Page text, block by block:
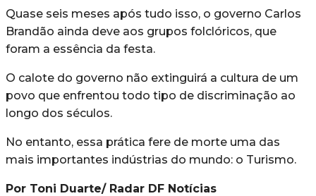
Quase seis meses após tudo isso, o governo Carlos
Brandão ainda deve aos grupos folclóricos, que
foram a essência da festa.
O calote do governo não extinguirá a cultura de um
povo que enfrentou todo tipo de discriminação ao
longo dos séculos.
No entanto, essa prática fere de morte uma das
mais importantes indústrias do mundo: o Turismo.
Por Toni Duarte/ Radar DF Notícias